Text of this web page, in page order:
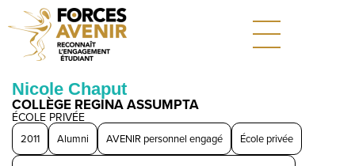
Nicole Chaput
COLLÈGE REGINA ASSUMPTA
ÉCOLE PRIVÉE
2011 Alumni AVENIR personnel engagé École privée